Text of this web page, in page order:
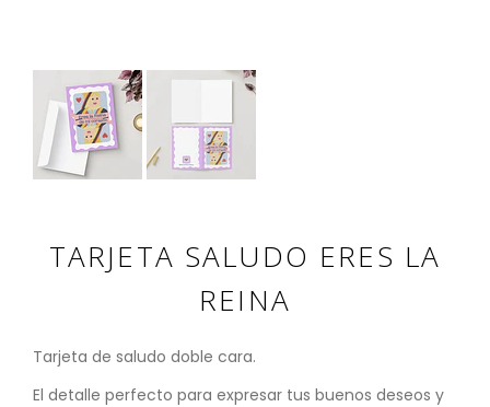
TARJETA SALUDO ERES LA
REINA
Tarjeta de saludo doble cara.
El detalle perfecto para expresar tus buenos deseos y